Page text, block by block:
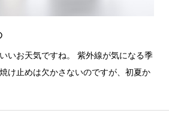
いお天気ですね。 紫外線が気になる季
け止めは欠かさないのですが、初夏か